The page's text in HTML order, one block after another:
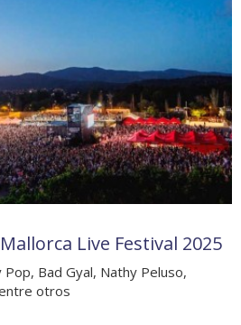
Live Festival 2025
Bad Gyal, Nathy Peluso,
otros